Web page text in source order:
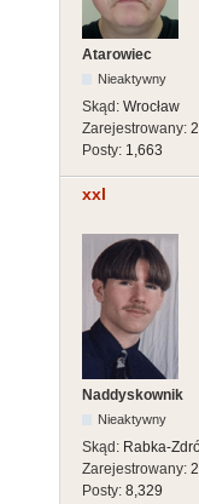
Atarowiec
Nieaktywny
Skąd: Wrocław
Zarejestrowany:
Posty: 1,663
xxl
Naddyskownik
Nieaktywny
Skąd: Rabka-
Zarejestrowany:
Posty: 8,329